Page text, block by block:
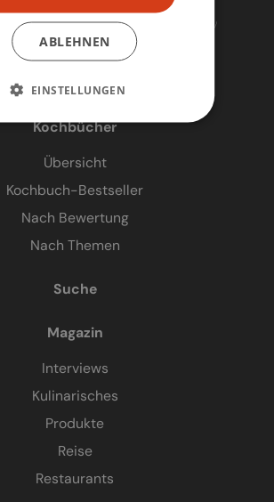
Kochbücher
Übersicht
Kochbuch-Bestseller
Nach Bewertung
Nach Themen
Suche
Magazin
Interviews
Kulinarisches
Produkte
Reise
Restaurants
ABLEHNEN
EINSTELLUNGEN